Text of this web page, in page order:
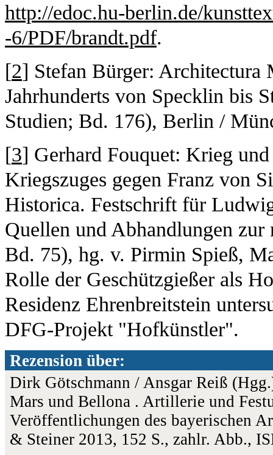
http://edoc.hu-berlin.de/
-6/PDF/brandt.pdf.
[2] Stefan Bürger: Architectura
Jahrhunderts von Specklin bis
Studien; Bd. 176), Berlin /
[3] Gerhard Fouquet: Krieg
Kriegszuges gegen Franz von
Historica. Festschrift für
Quellen und Abhandlungen
Bd. 75), hg. v. Pirmin Spieß,
Rolle der Geschützgießer als
Residenz Ehrenbreitstein
DFG-Projekt "Hofkünstler".
Rezension über:
Dirk Götschmann / Ansgar Reiß
Mars und Bellona . Artillerie und
Veröffentlichungen des bayerischen
& Steiner 2013, 152 S., zahlr. Abb.,